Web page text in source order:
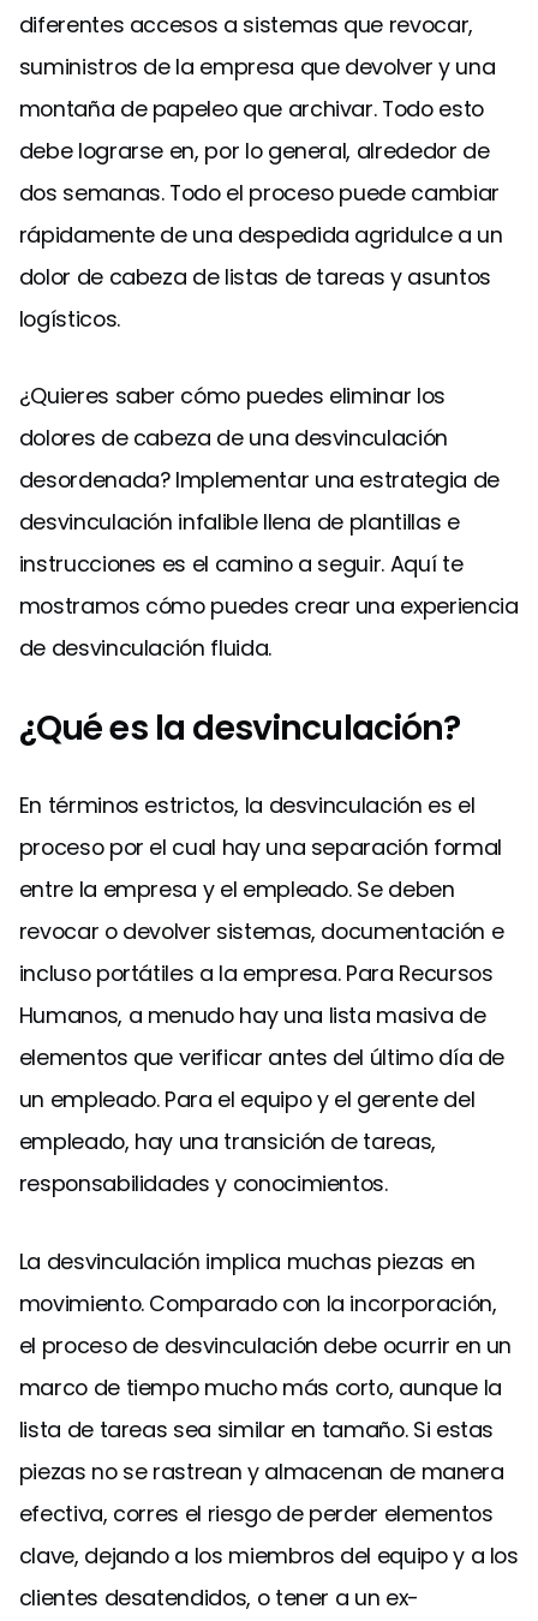
diferentes accesos a sistemas que revocar,
suministros de la empresa que devolver y una
montaña de papeleo que archivar. Todo esto
debe lograrse en, por lo general, alrededor de
dos semanas. Todo el proceso puede cambiar
rápidamente de una despedida agridulce a un
dolor de cabeza de listas de tareas y asuntos
logísticos.
¿Quieres saber cómo puedes eliminar los
dolores de cabeza de una desvinculación
desordenada? Implementar una estrategia de
desvinculación infalible llena de plantillas e
instrucciones es el camino a seguir. Aquí te
mostramos cómo puedes crear una experiencia
de desvinculación fluida.
¿Qué es la desvinculación?
En términos estrictos, la desvinculación es el
proceso por el cual hay una separación formal
entre la empresa y el empleado. Se deben
revocar o devolver sistemas, documentación e
incluso portátiles a la empresa. Para Recursos
Humanos, a menudo hay una lista masiva de
elementos que verificar antes del último día de
un empleado. Para el equipo y el gerente del
empleado, hay una transición de tareas,
responsabilidades y conocimientos.
La desvinculación implica muchas piezas en
movimiento. Comparado con la incorporación,
el proceso de desvinculación debe ocurrir en un
marco de tiempo mucho más corto, aunque la
lista de tareas sea similar en tamaño. Si estas
piezas no se rastrean y almacenan de manera
efectiva, corres el riesgo de perder elementos
clave, dejando a los miembros del equipo y a los
clientes desatendidos, o tener a un ex-